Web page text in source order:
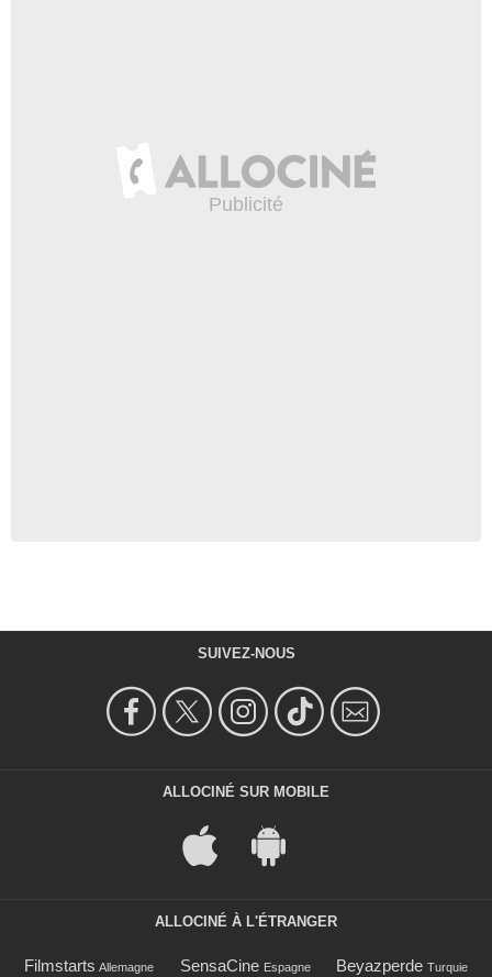
SUIVEZ-NOUS
ALLOCINÉ SUR MOBILE
ALLOCINÉ À L'ÉTRANGER
Filmstarts Allemagne SensaCine Espagne Beyazperde Turquie